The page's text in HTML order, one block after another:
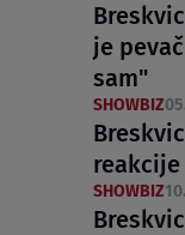
je
sam"
SHOWBIZ
SHOWBIZ